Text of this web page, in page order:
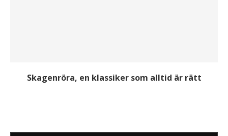
Skagenröra, en klassiker som alltid är rätt